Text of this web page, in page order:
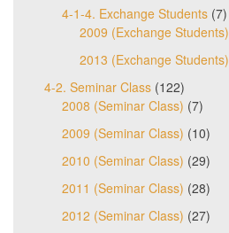
4-1-4. Exchange Students (7)
2009 (Exchange Students)
2013 (Exchange Students)
4-2. Seminar Class (122)
2008 (Seminar Class) (7)
2009 (Seminar Class) (10)
2010 (Seminar Class) (29)
2011 (Seminar Class) (28)
2012 (Seminar Class) (27)